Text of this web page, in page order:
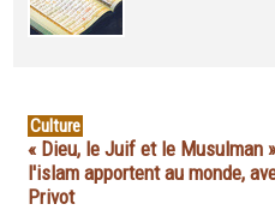
Culture
« Dieu, le Juif et le Musulman
l'islam apportent au monde,
Privot